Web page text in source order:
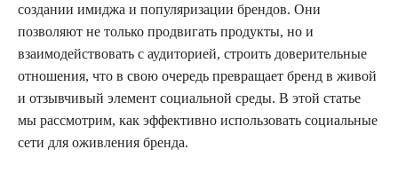
создании имиджа и популяризации брендов. Они
позволяют не только продвигать продукты, но и
взаимодействовать с аудиторией, строить доверительные
отношения, что в свою очередь превращает бренд в живой
и отзывчивый элемент социальной среды. В этой статье
мы рассмотрим, как эффективно использовать социальные
сети для оживления бренда.